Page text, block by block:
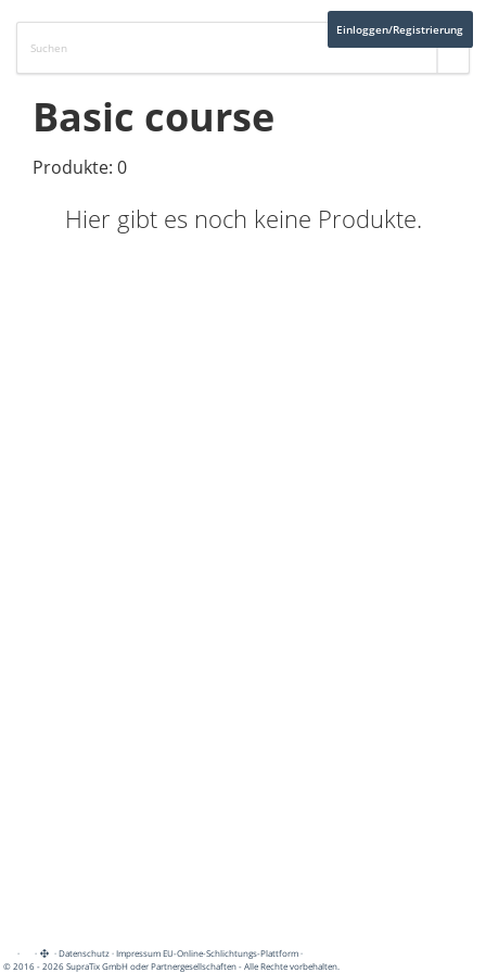
Einloggen/Registrierung
Basic course
Produkte: 0
Hier gibt es noch keine Produkte.
· · ·Datenschutz·Impressum EU-Online-Schlichtungs-Plattform·
© 2016 - 2026 SupraTix GmbH oder Partnergesellschaften - Alle Rechte vorbehalten.